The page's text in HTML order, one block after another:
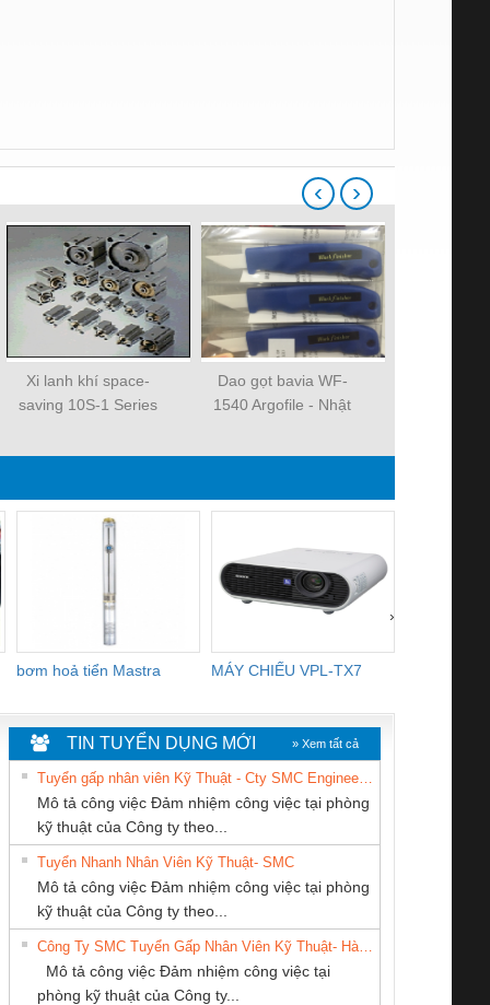
Xi lanh khí space-
saving 10S-1 Series
Dao gọt bavia WF-
1540 Argofile - Nhật
‹ ›
bơm hoả tiển Mastra MÁY CHIẾU VPL-TX7
›
An Toàn
Contact
– PSR-
SCP-
FSP/2X1/1X2
Bộ giám sát chuỗi
tấm pin
TRANSCLINIC 16I+
1K5 L (2433950000)
Bộ giám sát dòng
TRANSCLINIC 16I+
(2008130000)
Dong Cang
LTD
CÔNG TY TNHH
THƯƠNG MẠI
THIÊN ÂN VIỆT
NAM
CÔNG TY TNHH
VIỆT NAM
TIN TUYỂN DỤNG MỚI » Xem tất cả
Mô tả công việc Đảm nhiệm công việc tại phòng
kỹ thuật của Công ty theo...
Tuyển Nhanh Nhân Viên Kỹ Thuật- SMC
Mô tả công việc Đảm nhiệm công việc tại phòng
kỹ thuật của Công ty theo...
Mô tả công việc Đảm nhiệm công việc tại
phòng kỹ thuật của Công ty...